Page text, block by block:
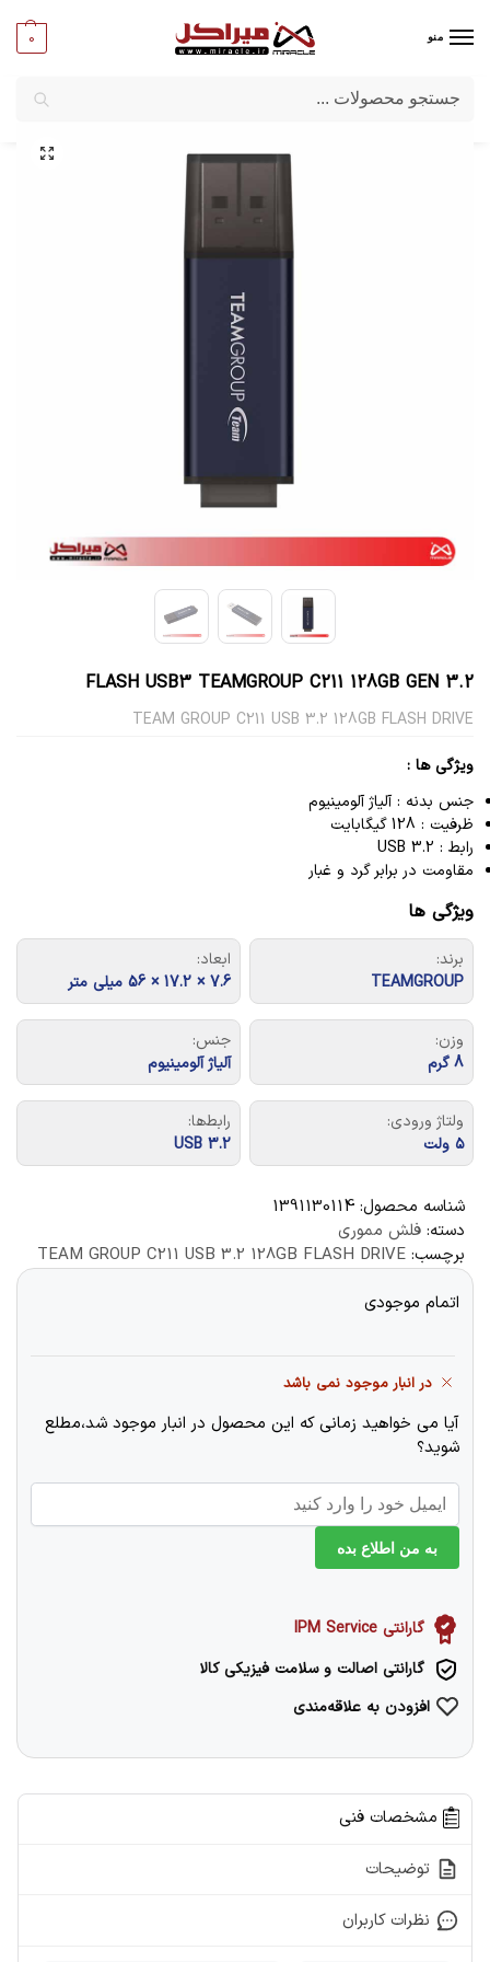
منو 0
میراکل/کامپیوتر/قطعات جانبی
FLASH USB3 TEAMGROUP C211 128GB GEN 3.2
TEAM GROUP C211 USB 3.2 128GB FLASH DRIVE
ویژگی ها :
جنس بدنه : آلیاژ آلومینیوم
ظرفیت : 128
گیگابایت
رابط : USB 3.2
مقاومت در برابر گرد و غبار
ویژگی ها
برند:
TEAMGROUP
ابعاد:
7.6 × 17.2 × 56 میلی متر
وزن:
8 گرم
جنس:
آلیاژ آلومینیوم
ولتاژ ورودی:
۵ ولت
رابط‌ها:
USB 3.2
شناسه محصول: 1391130114
دسته: فلش مموری
برچسب: TEAM GROUP C211 USB 3.2 128GB FLASH DRIVE
اتمام موجودی
در انبار موجود نمی باشد
آیا می خواهید زمانی که این محصول در انبار موجود شد،مطلع
شوید؟
به من اطلاع بده
گارانتی IPM Service
گارانتی اصالت و سلامت فیزیکی کالا
افزودن به علاقه‌مندی
مشخصات فنی
توضیحات
نظرات کاربران